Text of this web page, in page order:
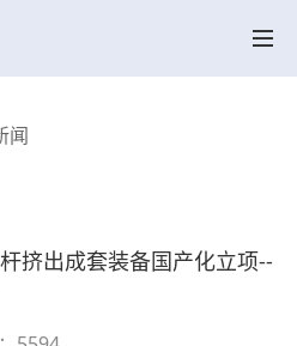
闻
挤出成套装备国产化立项--